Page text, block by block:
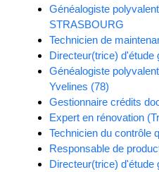
Généalogiste
STRASBOURG
Technicien de
Directeur(trice) d'étude
Généalogiste
Yvelines (78)
Gestionnaire crédits
Expert en rénovation
Technicien du contrôle
Responsable de
Directeur(trice) d'étude